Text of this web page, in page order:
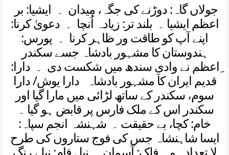
جولاں گاہ: دوڑنے کی جگہ، میدان ۔ ایشیا: بر
اعظم ایشیا ۔ بلند تر: زیادہ اُنچا ۔دعویٰ کرنا:
اپنے آپ کو طاقت ور ظاہر کرنا ۔ پورس:
ہندوستان کا مشہور بادشاہ جسے سکندر
ِاعظم نے وادیِ سندھ میں شکست دی ۔ دارا:
قدیم ایران کا مشہور بادشاہ دارا یوش/ دارا
سوم، سکندر کے ساتھ لڑائی میں مارا گیا اور
سکندر اس کے ملک فارس پر قابض ہو گیا ۔
خام: کچا، بے حقیقت ۔ شہنشہ انجم سپاہ :
ایسا شاہنشاہ جس کی فوج ستاروں کی طرح